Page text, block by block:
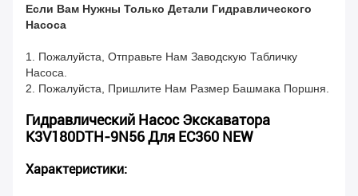
Если Вам Нужны Только Детали Гидравлического
Насоса
1. Пожалуйста, Отправьте Нам Заводскую Табличку
Насоса.
2. Пожалуйста, Пришлите Нам Размер Башмака Поршня.
Гидравлический Насос Экскаватора
K3V180DTH-9N56 Для EC360 NEW
Характеристики: